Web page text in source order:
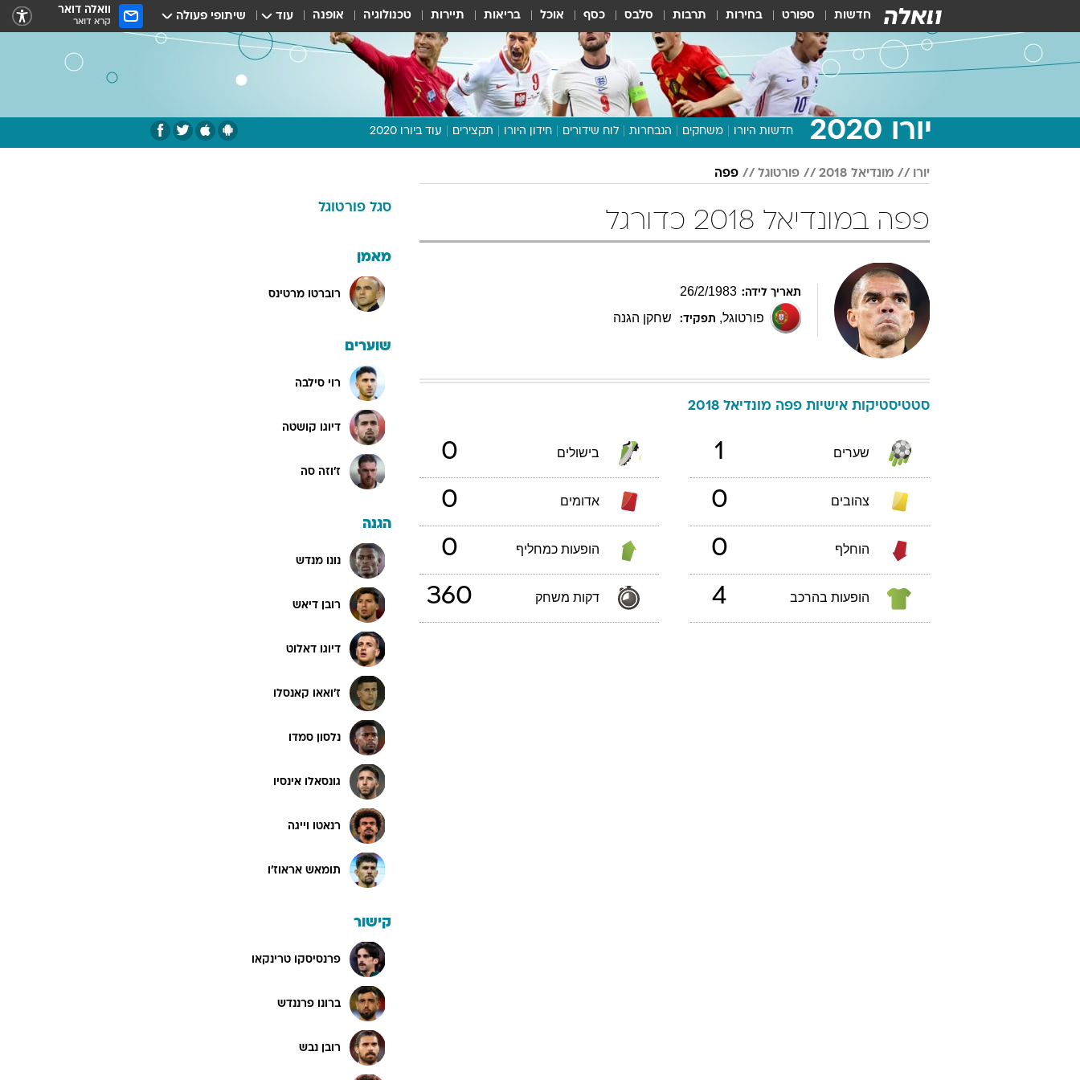
חדשות ספורט בחירות תרבות סלבס כסף אוכל בריאות תיירות טכנולוגיה אופנה עוד שיתופי פעולה וואלה דואר
קרא דואר
יורו 2020 חדשות היורו משחקים הנבחרות לוח שידורים חידון היורו תקצירים עוד ביורו 2020
תכנית היורו
דעות ופרשנויות
יורו מונדיאל 2018 פורטוגל פפה
פפה במונדיאל 2018 כדורגל
תאריך לידה: 26/2/1983
פורטוגל, תפקיד: שחקן הגנה
סטטיסטיקות אישיות פפה מונדיאל 2018
שערים 1 בישולים 0
צהובים 0 אדומים 0
הוחלף 0 הופעות כמחליף 0
הופעות בהרכב 4 דקות משחק 360
סגל פורטוגל
מאמן
רוברטו מרטינס
שוערים
רוי סילבה
דיוגו קושטה
ז'וזה סה
הגנה
נונו מנדש
רובן דיאש
דיוגו דאלוט
ז'ואאו קאנסלו
נלסון סמדו
גונסאלו אינסיו
רנאטו וייגה
תומאש אראוז'ו
קישור
פרנסיסקו טרינקאו
ברונו פרננדש
רובן נבש